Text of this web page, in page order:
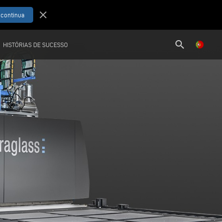
close
HISTÓRIAS DE SUCESSO search